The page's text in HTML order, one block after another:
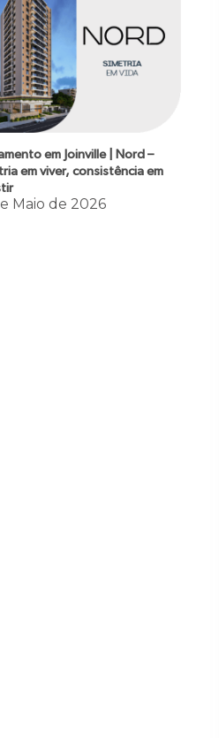
em Joinville | Nord –
em viver, consistência em
Maio de 2026